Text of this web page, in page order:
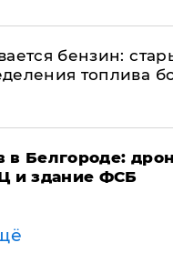
бензин:
топлива
в Белгороде:
и здание ФСБ